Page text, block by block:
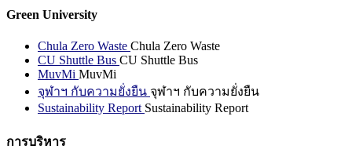
Green University
Chula Zero Waste Chula Zero Waste
CU Shuttle Bus CU Shuttle Bus
MuvMi MuvMi
จุฬาฯ กับความยั่งยืน จุฬาฯ กับความยั่งยืน
Sustainability Report Sustainability Report
การบริหาร